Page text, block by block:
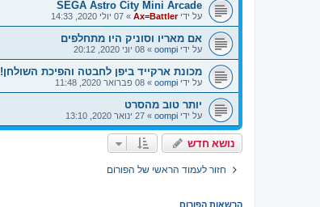
SEGA Astro City Mini Arcade
על ידיAx=Battler
» 07 יולי 2020, 14:33
אם מאריו וסוניק היו מתחלפים
על ידי oompi
» 08 יוני 2020, 20:12
מכונת ארקייד ביפן לחבטה והפיכת השולחן!
על ידי oompi
» 08 פברואר 2020, 11:48
יותר טוב מהסרט
על ידי oompi
» 27 ינואר 2020, 13:10
נושא חדש
חזור לעמוד הראשי של הפורום
הרשאות הפורום